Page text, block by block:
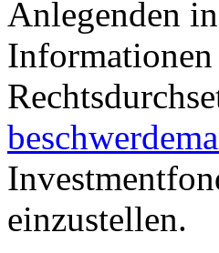
Anlegenden
einzustellen.